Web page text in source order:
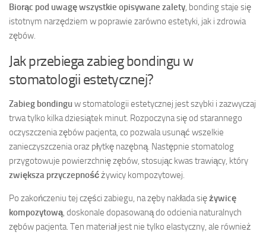
Biorąc pod uwagę wszystkie opisywane zalety, bonding staje się
istotnym narzędziem w poprawie zarówno estetyki, jak i zdrowia
zębów.
Jak przebiega zabieg bondingu w
stomatologii estetycznej?
Zabieg bondinguw stomatologii estetycznej jest szybki i zazwyczaj
trwa tylko kilka dziesiątek minut. Rozpoczyna się od starannego
oczyszczenia zębów pacjenta, co pozwala usunąć wszelkie
zanieczyszczenia oraz płytkę nazębną. Następnie stomatolog
przygotowuje powierzchnię zębów, stosując kwas trawiący, który
zwiększa przyczepnośćżywicy kompozytowej.
Po zakończeniu tej części zabiegu, na zęby nakłada siężywicę
kompozytową, doskonale dopasowaną do odcienia naturalnych
zębów pacjenta. Ten materiał jest nie tylko elastyczny, ale również